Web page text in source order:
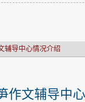
辅导中心情况介绍
作文辅导中